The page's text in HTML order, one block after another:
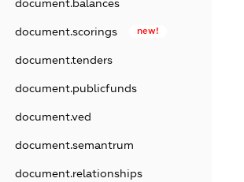
document.balances
document.scorings new!
document.tenders
document.publicfunds
document.ved
document.semantrum
document.relationships